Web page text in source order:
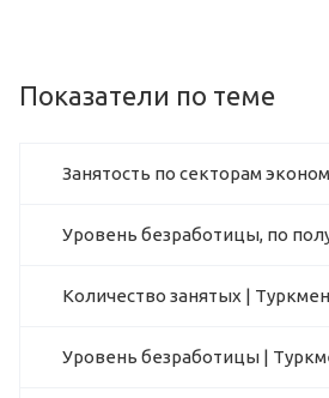
Показатели по теме
Занятость по секторам
Уровень безработицы, по
Количество занятых |
Уровень безработицы |